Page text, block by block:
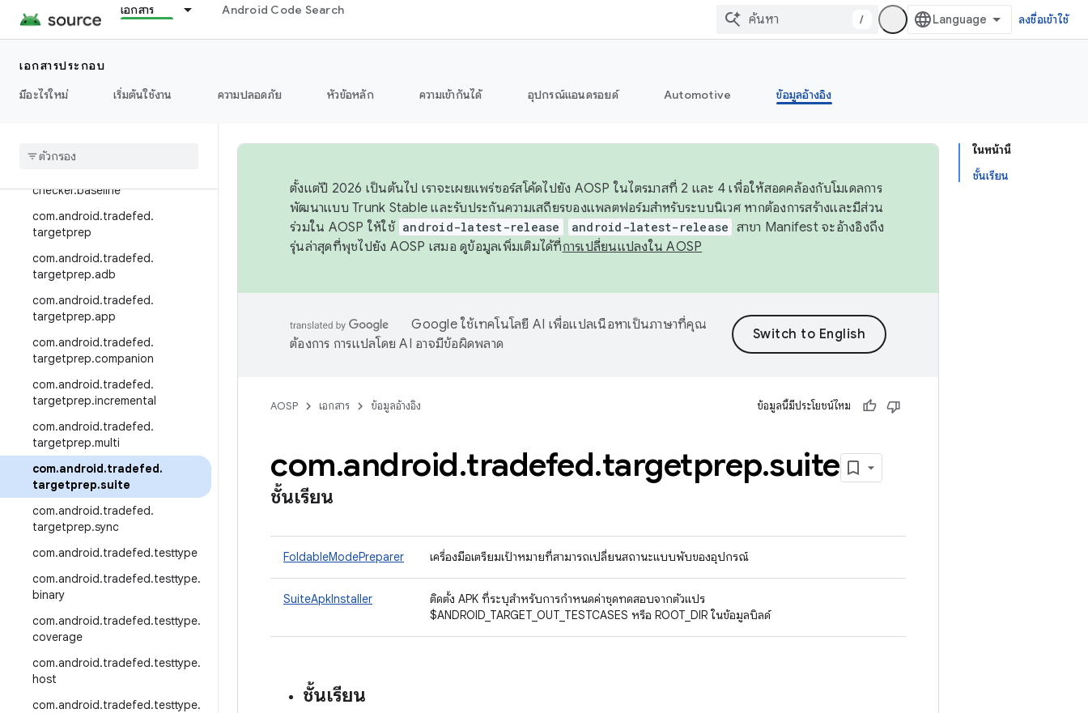
เอกสาร Android Code Search
/ ลงชื่อเข้าใช้
เอกสารประกอบ
มีอะไรใหม่
เริ่มต้นใช้งาน ความปลอดภัย หัวข้อหลัก ความเข้ากันได้ อุปกรณ์แอนดรอยด์ Automotive ข้อมูลอ้างอิง
com.android.tradefed.service
ternal
com.android.tradefed.service.m
checker
checker.baseline
com.android.tradefed.
targetprep
com.android.tradefed.
targetprep.adb
com.android.tradefed.
targetprep.app
com.android.tradefed.
targetprep.companion
com.android.tradefed.
targetprep.incremental
com.android.tradefed.
targetprep.multi
com.android.tradefed.
targetprep.suite
com.android.tradefed.
targetprep.sync
com.android.tradefed.testtype
com.android.tradefed.testtype.
binary
com.android.tradefed.testtype.
coverage
com.android.tradefed.testtype.
host
com.android.tradefed.testtype.
ในหน้านี้
ชั้นเรียน
ตั้งแต่ปี 2026 เป็นต้นไป เราจะเผยแพร่ซอร์สโค้ดไปยัง AOSP ในไตรมาสที่ 2 และ 4 เพื่อให้สอดคล้องกับโมเดลการ
พัฒนาแบบ Trunk Stable และรับประกันความเสถียรของแพลตฟอร์มสำหรับระบบนิเวศ หากต้องการสร้างและมีส่วน
ร่วมใน AOSP ให้ใช้ android-latest-release android-latest-release สาขา Manifest จะอ้างอิงถึง
รุ่นล่าสุดที่พุชไปยัง AOSP เสมอ ดูข้อมูลเพิ่มเติมได้ที่การเปลี่ยนแปลงใน AOSP
Google ใช้เทคโนโลยี AI เพื่อแปลเนื้อหาเป็นภาษาที่คุณ
ต้องการ การแปลโดย AI อาจมีข้อผิดพลาด
AOSP เอกสาร ข้อมูลอ้างอิง ข้อมูลนี้มีประโยชน์ไหม
com.android.tradefed.targetprep.suite
ชั้นเรียน
FoldableModePreparer เครื่องมือเตรียมเป้าหมายที่สามารถเปลี่ยนสถานะแบบพับของอุปกรณ์
SuiteApkInstaller
ติดตั้ง APK ที่ระบุสำหรับการกำหนดค่าชุดทดสอบจากตัวแปร
$ANDROID_TARGET_OUT_TESTCASES หรือ ROOT_DIR ในข้อมูลบิลด์
ชั้นเรียน